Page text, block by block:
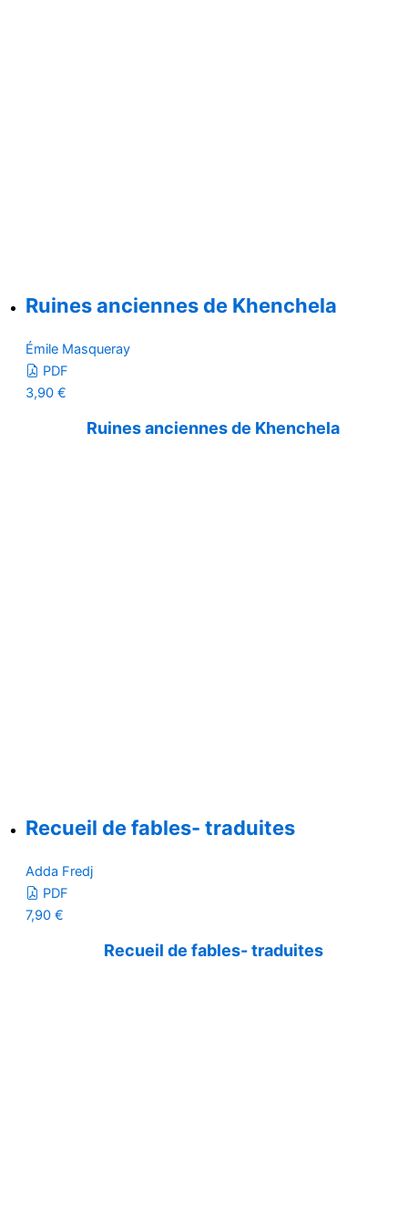
Ruines anciennes de Khenchela
Émile Masqueray
PDF
3,90 €
Ruines anciennes de Khenchela
Recueil de fables- traduites
Adda Fredj
PDF
7,90 €
Recueil de fables- traduites